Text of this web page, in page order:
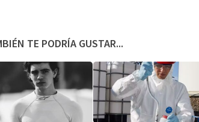
TE PODRÍA GUSTAR...